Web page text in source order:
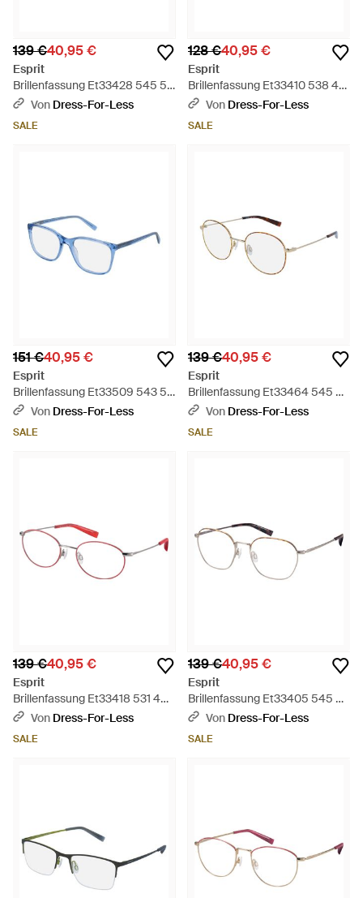
139 €40,95 €
Esprit
Brillenfassung Et33428 545 52
- Schwarz
Von Dress-For-Less
SALE
128 €40,95 €
Esprit
Brillenfassung Et33410 538 49
- Schwarz
Von Dress-For-Less
SALE
151 €40,95 €
Esprit
Brillenfassung Et33509 543 53
- Schwarz
Von Dress-For-Less
SALE
139 €40,95 €
Esprit
Brillenfassung Et33464 545 50
- Schwarz
Von Dress-For-Less
SALE
139 €40,95 €
Esprit
Brillenfassung Et33418 531 48 -
Schwarz
Von Dress-For-Less
SALE
139 €40,95 €
Esprit
Brillenfassung Et33405 545 52
- Schwarz
Von Dress-For-Less
SALE